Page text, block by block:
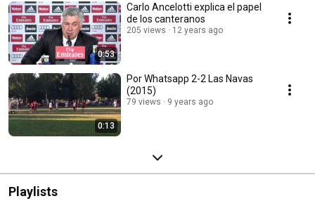
0:53
Carlo Ancelotti explica el papel
de los canteranos
205 views 12 years ago
0:13
Por Whatsapp 2-2 Las Navas
(2015)
79 views 9 years ago
Playlists